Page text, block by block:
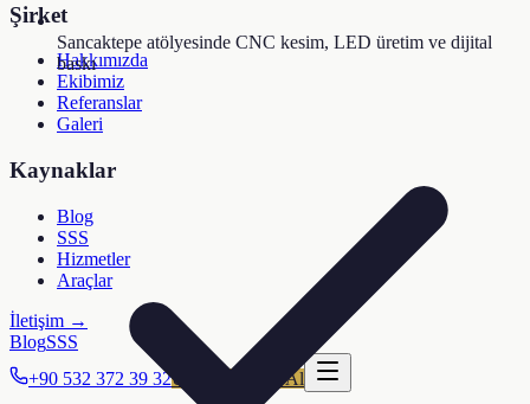
Şirket
Hakkımızda
Ekibimiz
Referanslar
Galeri
Kaynaklar
Blog
SSS
Hizmetler
Araçlar
İletişim →
BlogSSS
+90 532 372 39 32Ücretsiz Teklif Al
Sancaktepe atölyesinde CNC kesim, LED üretim ve dijital
baskı